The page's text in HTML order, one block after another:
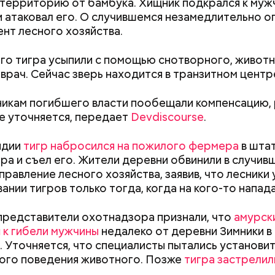
атаковал его. О случившемся незамедлительно
лесного хозяйства.
тигра усыпили с помощью снотворного,
Сейчас зверь находится в транзитном
погибшего власти пообещали
уточняется, передает Devdiscourse.
тигр набросился на пожилого фермера в
и съел его. Жители деревни обвинили в
лесного хозяйства, заявив, что лесники
тигров только тогда, когда на кого-то
охотнадзора признали, что
гибели мужчины недалеко от деревни Зимники в
что специалисты пытались
поведения животного. Позже тигра
что атака целой акульей стаи на
или океане вполне реальна. Следовательно,
белорусских рублей (около 10311 рублей по
), — уточнил он.
эксперта и сопредседателя
Василия Белозерова, стрелки часов Судного
«Тяжелейшая
Людей